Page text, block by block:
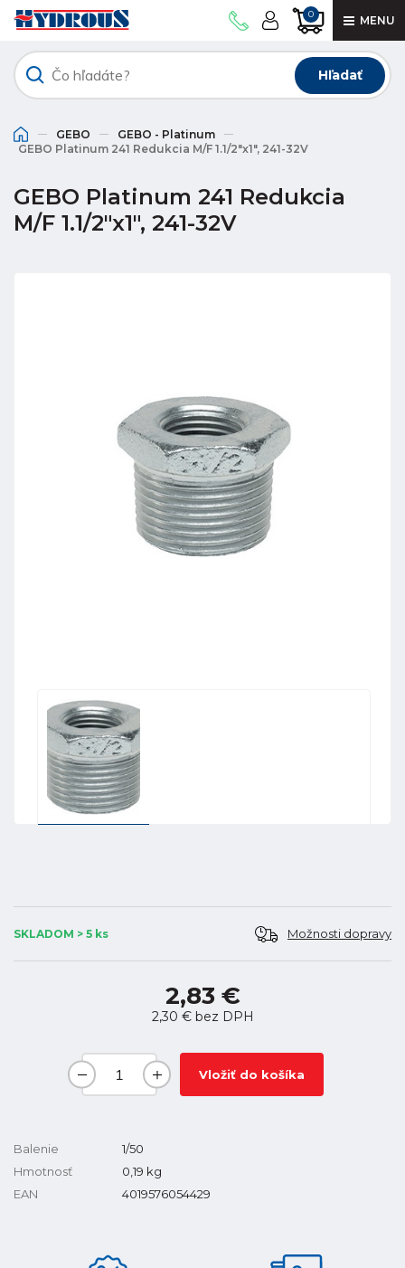
0 MENU
Hľadať
GEBO
GEBO - Platinum
GEBO Platinum 241 Redukcia M/F 1.1/2"x1", 241-32V
GEBO Platinum 241 Redukcia
M/F 1.1/2"x1", 241-32V
SKLADOM > 5 ks Možnosti dopravy
2,83 €
2,30 €bez DPH
Vložiť do košíka
Balenie
1/50
Hmotnosť
0,19 kg
EAN
4019576054429